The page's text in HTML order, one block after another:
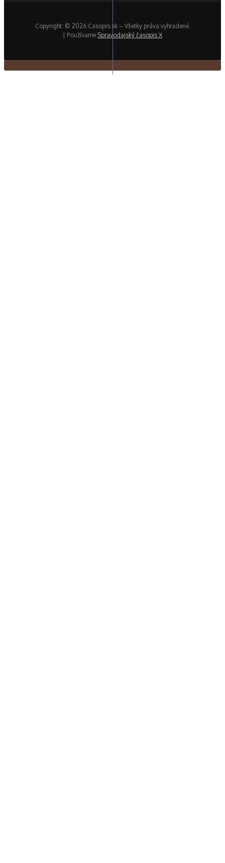
Copyright: © 2026 Casopis.sk – Všetky práva vyhradené.
| Používame Spravodajský časopis X